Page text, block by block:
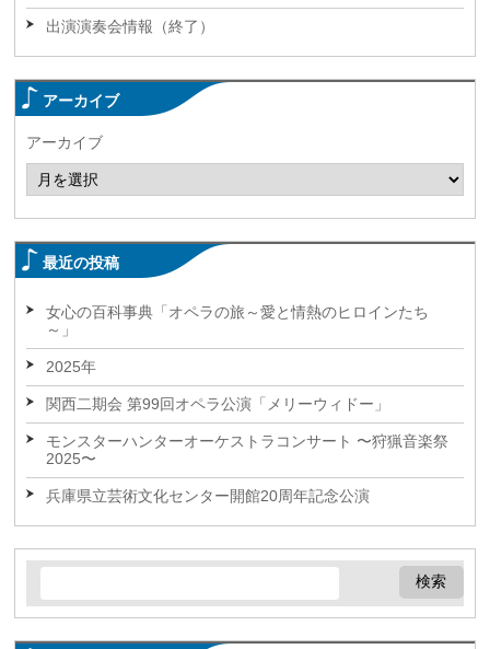
出演演奏会情報（終了）
アーカイブ
アーカイブ
最近の投稿
女心の百科事典「オペラの旅～愛と情熱のヒロインたち
～」
2025年
関西二期会 第99回オペラ公演「メリーウィドー」
モンスターハンターオーケストラコンサート 〜狩猟音楽祭
2025〜
兵庫県立芸術文化センター開館20周年記念公演